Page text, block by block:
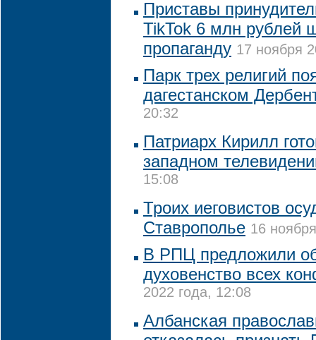
Приставы
TikTok 6 млн рублей
пропаганду 17 ноября
Парк трех религий
дагестанском
20:32
Патриарх Кирилл
западном
15:08
Троих иеговистов
Ставрополье 16
В РПЦ предложили
духовенство всех
2022 года, 12:08
Албанская